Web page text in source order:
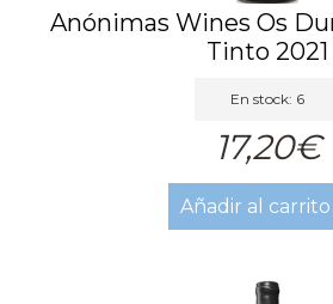
Anónimas Wines Os
Tinto 2021
En stock: 6
17,20€
Añadir al carrito